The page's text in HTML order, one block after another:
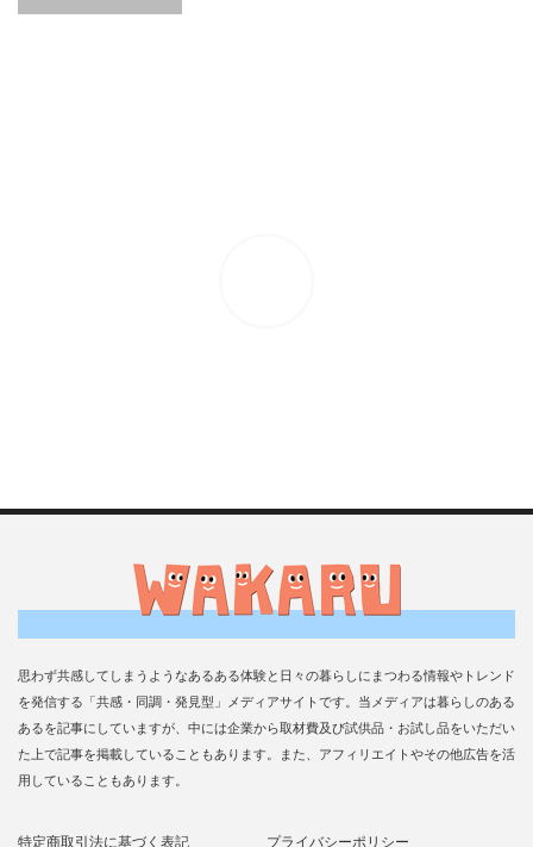
思わず共感してしまうようなあるある体験と日々の暮らしにまつわる情報やトレンド
を発信する「共感・同調・発見型」メディアサイトです。当メディアは暮らしのある
あるを記事にしていますが、中には企業から取材費及び試供品・お試し品をいただい
た上で記事を掲載していることもあります。また、アフィリエイトやその他広告を活
用していることもあります。
特定商取引法に基づく表記 プライバシーポリシー